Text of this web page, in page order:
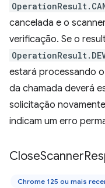
cancelada e o
verificação. Se o
estará processando
da chamada deverá
solicitação
indicam um erro
CloseScanner
Chrome 125 ou mais